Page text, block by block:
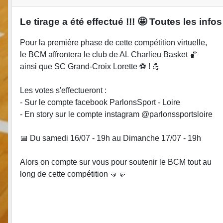
Le tirage a été effectué !!! 🤩 Toutes les infos
Pour la première phase de cette compétition virtuelle,
le BCM affrontera le club de AL Charlieu Basket 🏀
ainsi que SC Grand-Croix Lorette ⚽️ ! 💪
Les votes s'effectueront :
- Sur le compte facebook ParlonsSport - Loire
- En story sur le compte instagram @parlonssportsloire
📅 Du samedi 16/07 - 19h au Dimanche 17/07 - 19h
Alors on compte sur vous pour soutenir le BCM tout au
long de cette compétition 🤜🤛